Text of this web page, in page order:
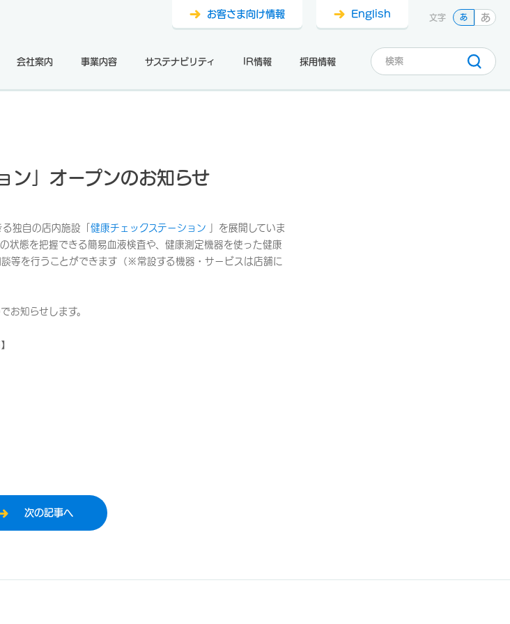
会社案内 事業内容 サステナビリティ IR情報 採用情報
お客さま向け情報 English 文字 あ あ
ン」オープンのお知らせ
独自の店内施設「 健康チェックステーション 」を展開していま
状態を把握できる簡易血液検査や、健康測定機器を使った健康
等を行うことができます（※常設する機器・サービスは店舗に
お知らせします。
次の記事へ